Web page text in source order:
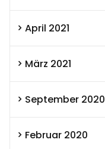
April 2021
März 2021
September 2020
Februar 2020